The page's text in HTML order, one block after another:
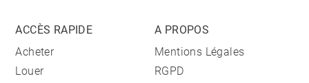
ACCÈS RAPIDE
Acheter
Louer
A PROPOS
Mentions Légales
RGPD